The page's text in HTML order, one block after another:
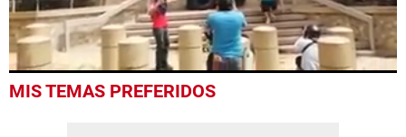
seconds
MIS TEMAS PREFERIDOS